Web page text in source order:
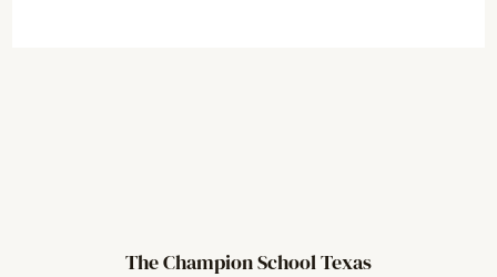
The Champion School Texas​